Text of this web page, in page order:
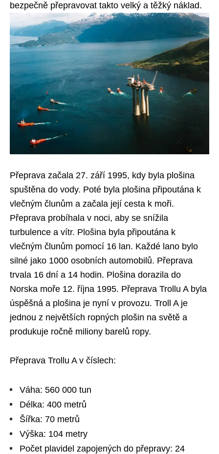
bezpečně přepravovat takto velký a těžký náklad.
Přeprava začala 27. září 1995, kdy byla plošina
spuštěna do vody. Poté byla plošina připoutána k
vlečným člunům a začala její cesta k moři.
Přeprava probíhala v noci, aby se snížila
turbulence a vítr. Plošina byla připoutána k
vlečným člunům pomocí 16 lan. Každé lano bylo
silné jako 1000 osobních automobilů. Přeprava
trvala 16 dní a 14 hodin. Plošina dorazila do
Norska moře 12. října 1995. Přeprava Trollu A byla
úspěšná a plošina je nyní v provozu. Troll A je
jednou z největších ropných plošin na světě a
produkuje ročně miliony barelů ropy.
Přeprava Trollu A v číslech:
Váha: 560 000 tun
Délka: 400 metrů
Šířka: 70 metrů
Výška: 104 metry
Počet plavidel zapojených do přepravy: 24